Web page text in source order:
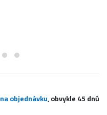
na objednávku, obvykle 45 dnů